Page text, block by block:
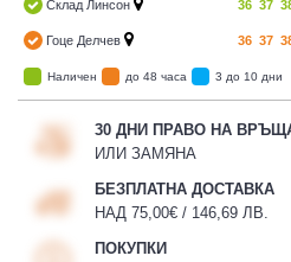
Склад Линсон 36 37
Гоце Делчев 36 37
Наличен до 48 часа 3 до 10 дни
30 ДНИ ПРАВО НА
ИЛИ ЗАМЯНА
БЕЗПЛАТНА ДОСТАВКА
НАД 75,00€ / 146,69 ЛВ.
ПОКУПКИ